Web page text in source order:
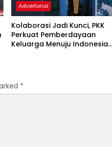
Advertorial
Kolaborasi Jadi Kunci, PKK
Perkuat Pemberdayaan
Keluarga Menuju Indonesia
*